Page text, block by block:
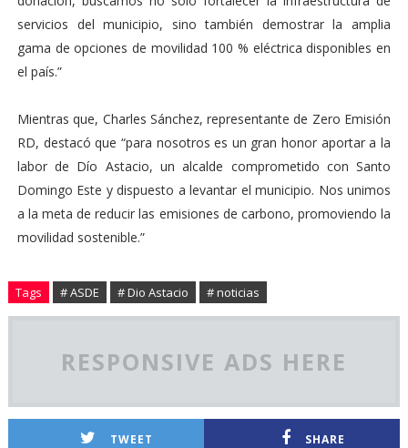
servicios del municipio, sino también demostrar la amplia
gama de opciones de movilidad 100 % eléctrica disponibles en
el país.”
Mientras que, Charles Sánchez, representante de Zero Emisión
RD, destacó que “para nosotros es un gran honor aportar a la
labor de Dío Astacio, un alcalde comprometido con Santo
Domingo Este y dispuesto a levantar el municipio. Nos unimos
a la meta de reducir las emisiones de carbono, promoviendo la
movilidad sostenible.”
Tags # ASDE # Dio Astacio # noticias
RESPONSIVE ADS HERE
TWEET SHARE